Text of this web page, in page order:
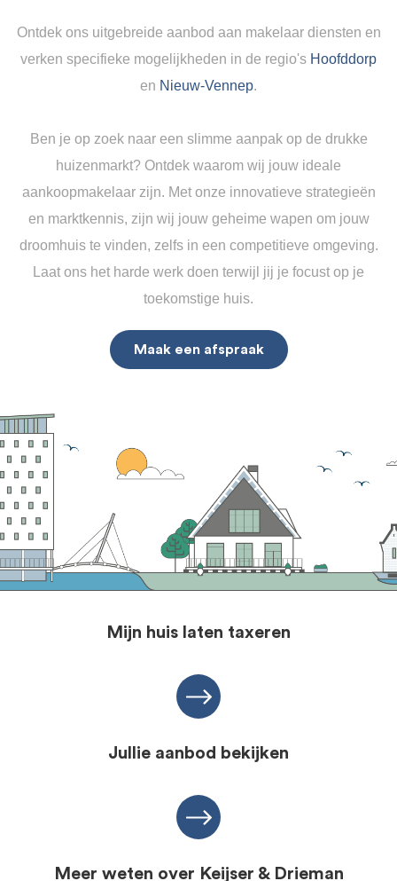
Ontdek ons uitgebreide aanbod aan makelaar diensten en
verken specifieke mogelijkheden in de regio's Hoofddorp
en Nieuw-Vennep.
Ben je op zoek naar een slimme aanpak op de drukke
huizenmarkt? Ontdek waarom wij jouw ideale
aankoopmakelaar zijn. Met onze innovatieve strategieën
en marktkennis, zijn wij jouw geheime wapen om jouw
droomhuis te vinden, zelfs in een competitieve omgeving.
Laat ons het harde werk doen terwijl jij je focust op je
toekomstige huis.
Maak een afspraak
Mijn huis laten taxeren
Jullie aanbod bekijken
Meer weten over Keijser & Drieman